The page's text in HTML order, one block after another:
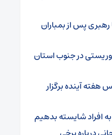
رهبری پس از بمباران
در جنوب استان
آینده برگزار
افراد شایسته بدهیم